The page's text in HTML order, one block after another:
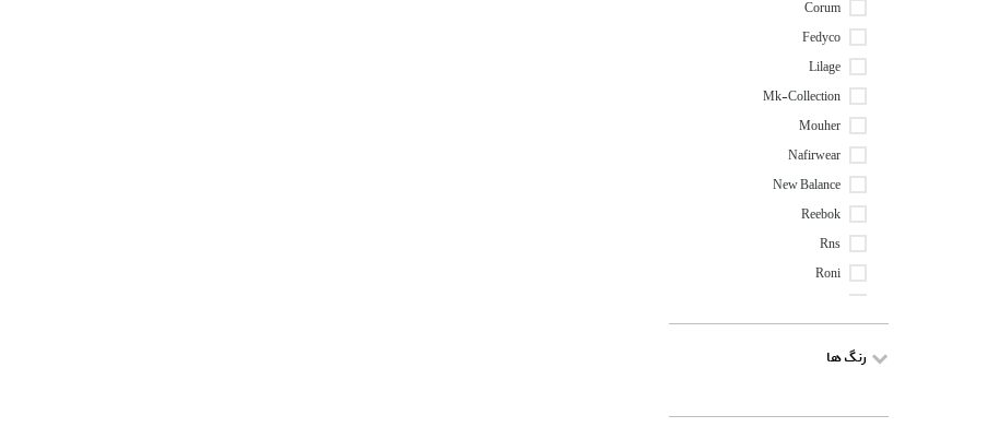
Corum
Fedyco
Lilage
Mk-Collection
Mouher
Nafirwear
New Balance
Reebok
Rns
Roni
Winterhartرنگ ها